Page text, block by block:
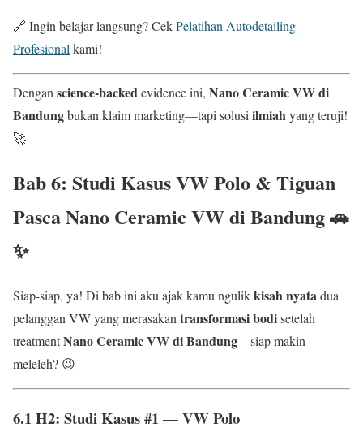
🔗 Ingin belajar langsung? CekPelatihan Autodetailing
Profesionalkami!
Denganscience-backedevidence ini, Nano Ceramic VW di
Bandungbukan klaim marketing—tapi solusiilmiahyang teruji!
🚀
Bab 6: Studi KasusVW Polo & Tiguan
PascaNano Ceramic VW di Bandung🚗
✨
Siap-siap, ya! Di bab ini aku ajak kamu ngulikkisah nyatadua
pelanggan VW yang merasakan transformasi bodisetelah
treatmentNano Ceramic VW di Bandung—siap makin
meleleh? 😉
6.1 H2: Studi Kasus #1 —VW Polo